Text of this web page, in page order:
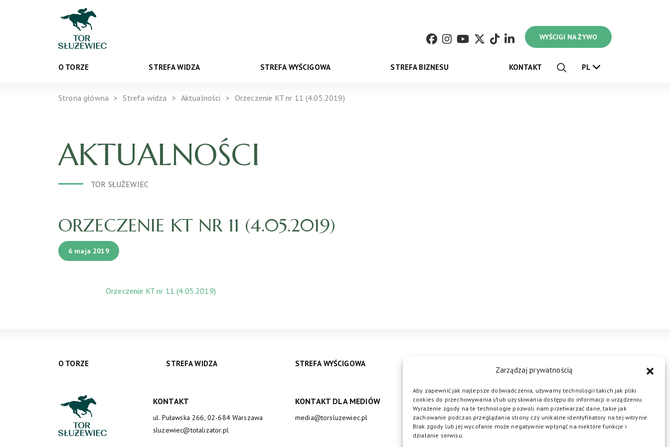
Zarządzaj prywatnością
Aby zapewnić jak najlepsze doświadczenia, używamy technologii takich jak pliki
cookies do przechowywania i/lub uzyskiwania dostępu do informacji o urządzeniu.
Wyrażenie zgody na te technologie pozwoli nam przetwarzać dane, takie jak
zachowanie podczas przeglądania strony czy unikalne identyfikatory na tej witrynie.
Brak zgody lub jej wycofanie może negatywnie wpłynąć na niektóre funkcje i
działanie serwisu.
WYŚCIGI NA ŻYWO
O TORZE STREFA WIDZA STREFA WYŚCIGOWA STREFA BIZNESU KONTAKT PL
Strona główna Strefa widza Aktualności Orzeczenie KT nr 11 (4.05.2019)
AKTUALNOŚCI
TOR SŁUŻEWIEC
ORZECZENIE KT NR 11 (4.05.2019)
6 maja 2019
Orzeczenie KT nr 11 (4.05.2019)
O TORZE STREFA WIDZA STREFA WYŚCIGOWA
KONTAKT
ul. Puławska 266, 02-684 Warszawa
sluzewiec@totalizator.pl
KONTAKT DLA MEDIÓW
media@torsluzewiec.pl
DOŁĄCZ DO NAS